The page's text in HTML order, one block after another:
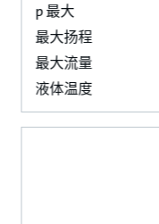
p 最大
最大扬程
最大流量
液体温度